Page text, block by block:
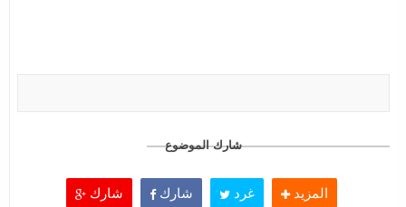
شارك الموضوع
شارك شارك غرد المزيد